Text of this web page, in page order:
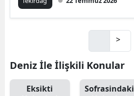
>
Deniz İle İlişkili Konular
Eksikti
Sofrasindaki